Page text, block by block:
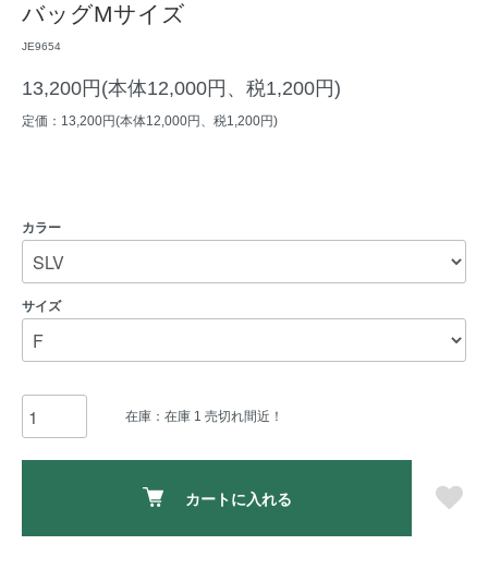
バッグMサイズ
JE9654
13,200円(本体12,000円、税1,200円)
定価：13,200円(本体12,000円、税1,200円)
カラー
サイズ
在庫：在庫 1 売切れ間近！
カートに入れる